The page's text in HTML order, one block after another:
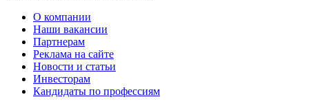
О компании
Наши вакансии
Партнерам
Реклама на сайте
Новости и статьи
Инвесторам
Кандидаты по профессиям